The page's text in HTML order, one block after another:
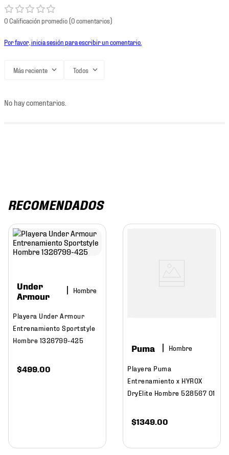
0 Calificación promedio(0 comentarios)
Por favor, inicia sesión para escribir un comentario.
Más reciente Todos
No hay comentarios.
RECOMENDADOS
Under
Armour
Hombre
Playera Under Armour
Entrenamiento Sportstyle
Hombre 1326799-425
$499 00
Puma Hombre
Playera Puma
Entrenamiento x HYROX
DryElite Hombre 528567 01
$1349 00